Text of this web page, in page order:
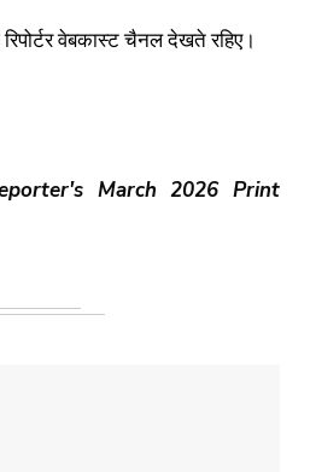
वेबकास्ट चैनल देखते रहिए।
March 2026 Print